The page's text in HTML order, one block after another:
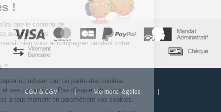
les Cookies !
On a attendu d'être sûrs que le contenu de
ce site vous intéresse avant de vous
déranger, mais on aimerait bien vous accompagner pendant votre
visite...
C'est OK pour vous ?
Ici, vous pouvez accepter ou refuser tout ou partie des cookies
déposés par Fulfiller et ses partenaires. Pas d'inquiétude, vous
pourrez changer d'avis à tout moment en paramétrant vos cookies.
CGU & CGV | Mentions légales